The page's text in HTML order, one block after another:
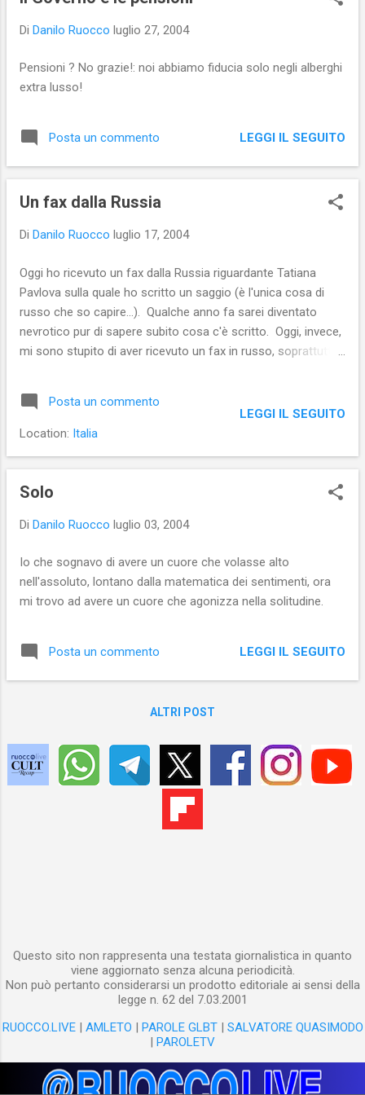
Di Danilo Ruocco luglio 27, 2004
Pensioni ? No grazie!: noi abbiamo fiducia solo negli alberghi
extra lusso!
Posta un commento LEGGI IL SEGUITO
Un fax dalla Russia
Di Danilo Ruocco luglio 17, 2004
Oggi ho ricevuto un fax dalla Russia riguardante Tatiana
Pavlova sulla quale ho scritto un saggio (è l'unica cosa di
russo che so capire...). Qualche anno fa sarei diventato
nevrotico pur di sapere subito cosa c'è scritto. Oggi, invece,
mi sono stupito di aver ricevuto un fax in russo, soprattutto
avere il buon senso di scrivermi in inglese, se non proprio in
italiano! Ad ogni modo ho chiesto a un'amica di chiedere a
lunedì prossimo)... Anche il professore dovrà aspettare!
Posta un commento
Location: Italia
LEGGI IL SEGUITO
Solo
Di Danilo Ruocco luglio 03, 2004
Io che sognavo di avere un cuore che volasse alto
nell'assoluto, lontano dalla matematica dei sentimenti, ora
mi trovo ad avere un cuore che agonizza nella solitudine.
Posta un commento LEGGI IL SEGUITO
ALTRI POST
Questo sito non rappresenta una testata giornalistica in quanto
viene aggiornato senza alcuna periodicità.
Non può pertanto considerarsi un prodotto editoriale ai sensi della
legge n. 62 del 7.03.2001
RUOCCO.LIVE| AMLETO | PAROLE GLBT| SALVATORE QUASIMODO
| PAROLETV